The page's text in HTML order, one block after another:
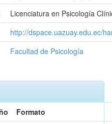
Licenciatura en Psicología
http://dspace.uazuay.edu.ec/
Facultad de Psicología
Formato